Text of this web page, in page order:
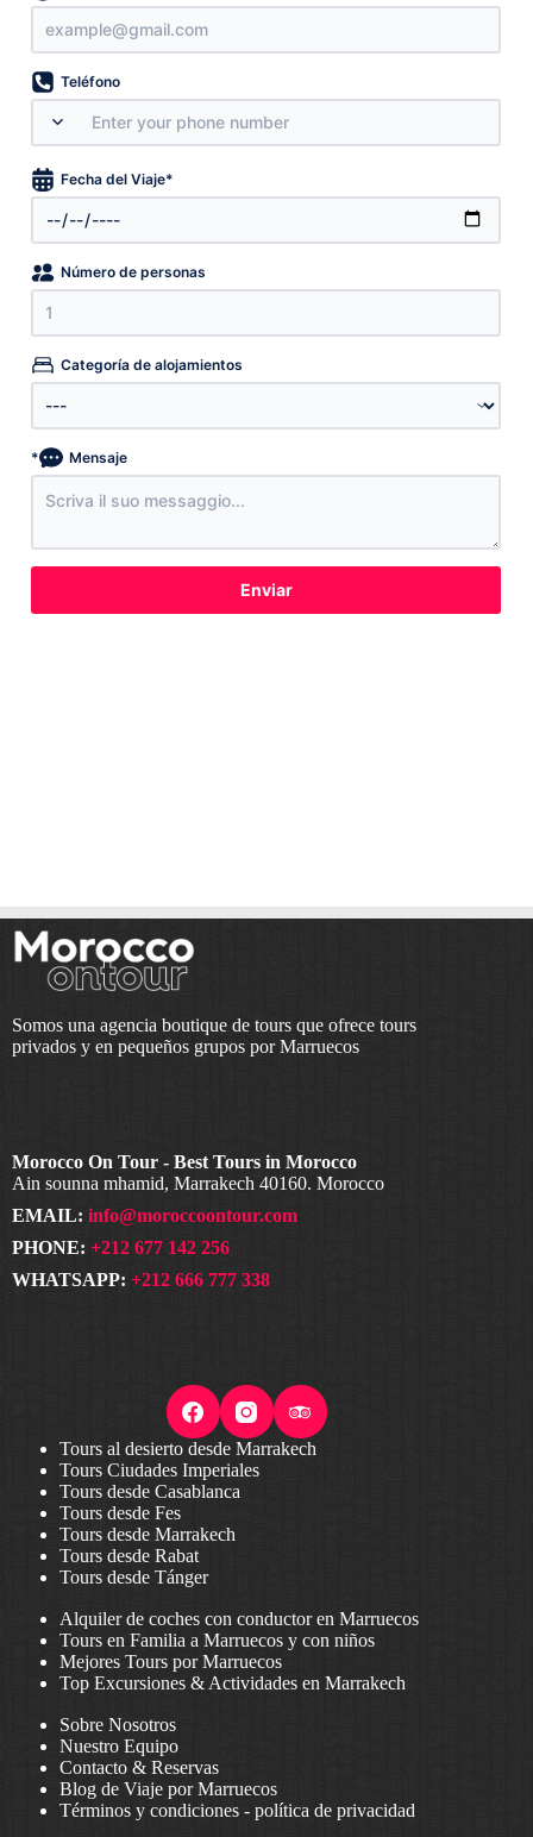
Teléfono
Fecha del Viaje*
Número de personas
Categoría de alojamientos
* Mensaje
Enviar
Somos una agencia boutique de tours que ofrece tours
privados y en pequeños grupos por Marruecos
Morocco On Tour - Best Tours in Morocco
Ain sounna mhamid, Marrakech 40160. Morocco
EMAIL: info@moroccoontour.com
PHONE: +212 677 142 256
WHATSAPP: +212 666 777 338
Tours al desierto desde Marrakech
Tours Ciudades Imperiales
Tours desde Casablanca
Tours desde Fes
Tours desde Marrakech
Tours desde Rabat
Tours desde Tánger
Alquiler de coches con conductor en Marruecos
Tours en Familia a Marruecos y con niños
Mejores Tours por Marruecos
Top Excursiones & Actividades en Marrakech
Sobre Nosotros
Nuestro Equipo
Contacto & Reservas
Blog de Viaje por Marruecos
Términos y condiciones - política de privacidad